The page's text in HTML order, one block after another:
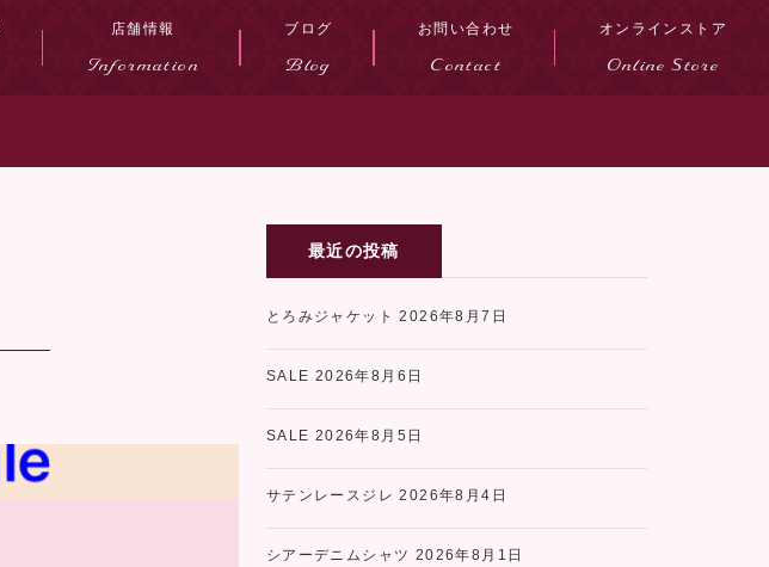
店舗情報
Information
ブログ
Blog
お問い合わせ
Contact
オンラインストア
Online Store
最近の投稿
とろみジャケット 2026年8月7日
SALE 2026年8月6日
SALE 2026年8月5日
サテンレースジレ 2026年8月4日
シアーデニムシャツ 2026年8月1日